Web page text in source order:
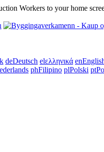
Workers to your home
deDeutsch elελληνικά en
phFilipino plPolski pt